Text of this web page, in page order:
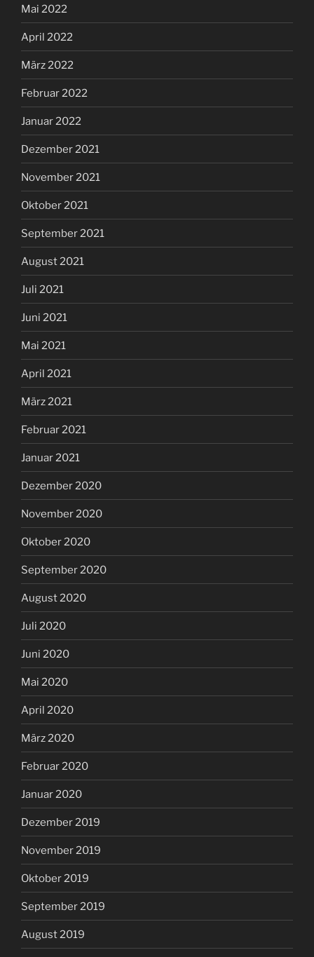
Mai 2022
April 2022
März 2022
Februar 2022
Januar 2022
Dezember 2021
November 2021
Oktober 2021
September 2021
August 2021
Juli 2021
Juni 2021
Mai 2021
April 2021
März 2021
Februar 2021
Januar 2021
Dezember 2020
November 2020
Oktober 2020
September 2020
August 2020
Juli 2020
Juni 2020
Mai 2020
April 2020
März 2020
Februar 2020
Januar 2020
Dezember 2019
November 2019
Oktober 2019
September 2019
August 2019